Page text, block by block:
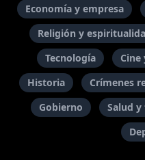
Economía y empresa
Religión y
Tecnología
Cine
Historia
Crímenes
Gobierno
Salud